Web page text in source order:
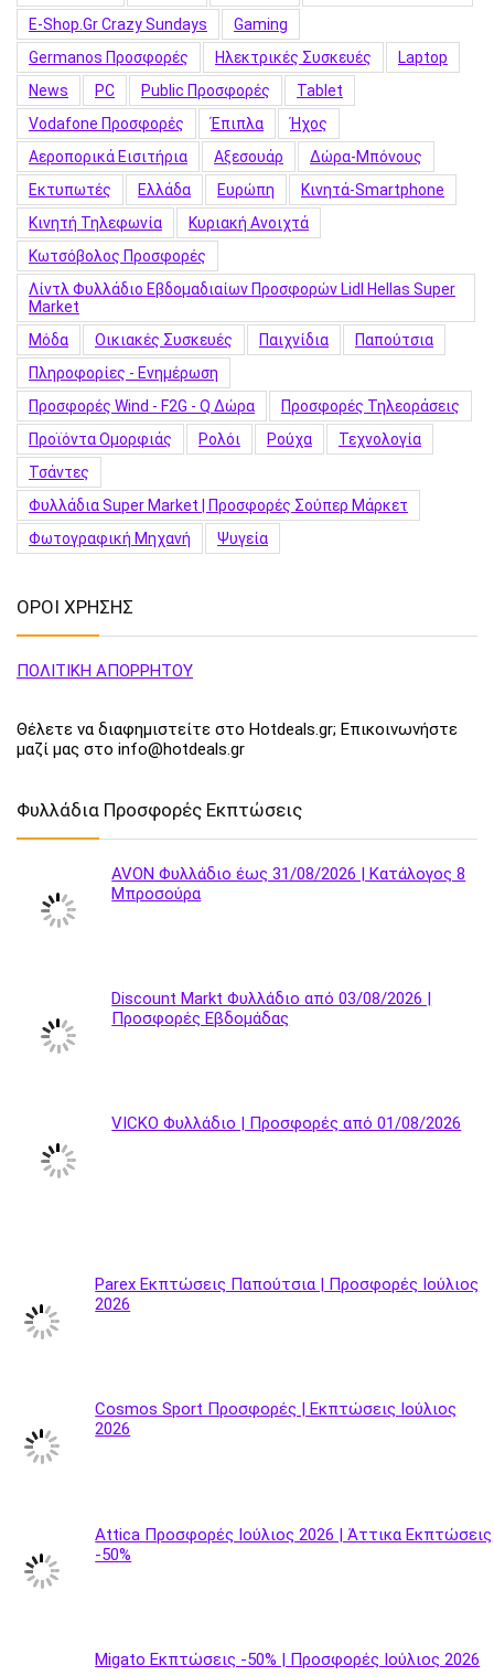
E-Shop.gr Crazy Sundays
Gaming
Germanos Προσφορές
Hλεκτρικές Συσκευές
Laptop
News
PC Public Προσφορές
Tablet
Vodafone Προσφορές
Έπιπλα
Ήχος
Αεροπορικά Εισιτήρια
Αξεσουάρ
Δώρα-Μπόνους
Εκτυπωτές
Ελλάδα Ευρώπη
Κινητά-Smartphone
Κινητή Τηλεφωνία
Κυριακή Ανοιχτά
Κωτσόβολος Προσφορές
Λίντλ Φυλλάδιο Εβδομαδιαίων Προσφορών Lidl Hellas Super
Market
Μόδα
Οικιακές Συσκευές Παιχνίδια
Παπούτσια
Πληροφορίες - Ενημέρωση
Προσφορές Wind - F2G - Q Δώρα
Προσφορές Τηλεοράσεις
Προϊόντα Ομορφιάς
Ρολόι Ρούχα
Τεχνολογία
Τσάντες
Φυλλάδια Super Market | Προσφορές Σούπερ Μάρκετ
Φωτογραφική Μηχανή
Ψυγεία
ΟΡΟΙ ΧΡΗΣΗΣ
ΠΟΛΙΤΙΚΗ ΑΠΟΡΡΗΤΟΥ
Θέλετε να διαφημιστείτε στο Hotdeals.gr; Επικοινωνήστε
μαζί μας στο info@hotdeals.gr
Φυλλάδια Προσφορές Εκπτώσεις
AVON Φυλλάδιο έως 31/08/2026 | Κατάλογος 8
Μπροσούρα
Discount Markt Φυλλάδιο από 03/08/2026 |
Προσφορές Εβδομάδας
VICKO Φυλλάδιο | Προσφορές από 01/08/2026
Parex Εκπτώσεις Παπούτσια | Προσφορές Ιούλιος
2026
Cosmos Sport Προσφορές | Εκπτώσεις Ιούλιος
2026
Attica Προσφορές Ιούλιος 2026 | Άττικα Εκπτώσεις
-50%
Migato Εκπτώσεις -50% | Προσφορές Ιούλιος 2026